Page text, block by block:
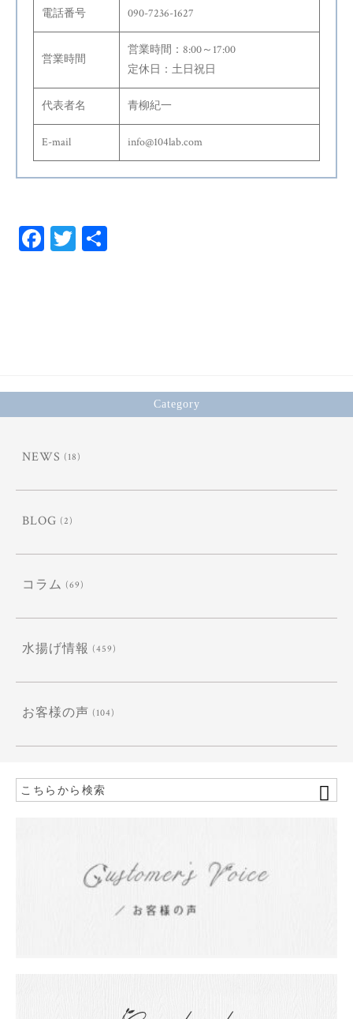
電話番号 090-7236-1627
営業時間
営業時間：8:00～17:00
定休日：土日祝日
代表者名 青柳紀一
E-mail info@104lab.com
Fa T
Category
NEWS (18)
BLOG (2)
コラム (69)
水揚げ情報 (459)
お客様の声 (104)